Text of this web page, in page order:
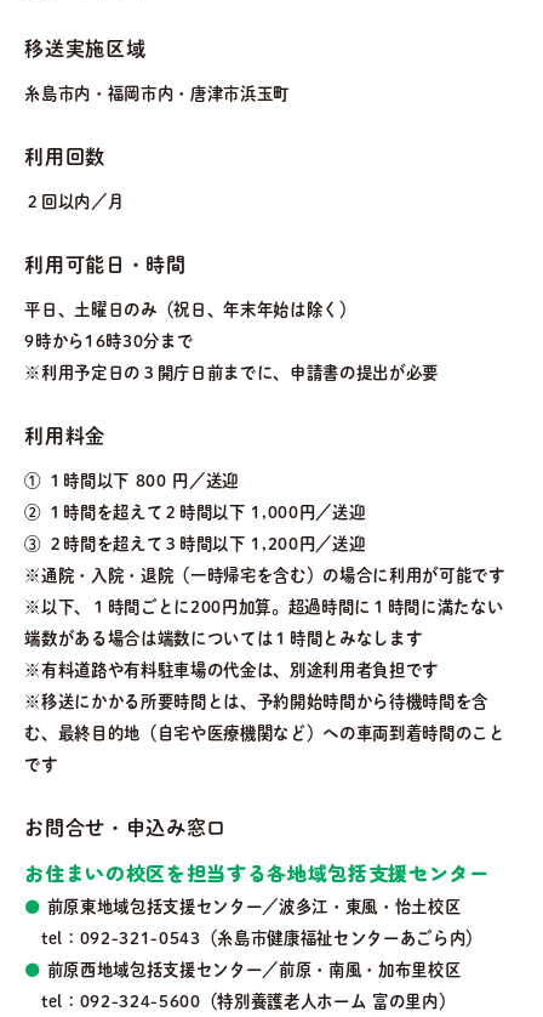
移送実施区域
糸島市内・福岡市内・唐津市浜玉町
利用回数
２回以内／月
利用可能日・時間
平日、土曜日のみ（祝日、年末年始は除く）
9時から16時30分まで
※利用予定日の３開庁日前までに、申請書の提出が必要
利用料金
① １時間以下 800 円／送迎
② １時間を超えて２時間以下 1,000円／送迎
③ ２時間を超えて３時間以下 1,200円／送迎
※通院・入院・退院（一時帰宅を含む）の場合に利用が可能です
※以下、１時間ごとに200円加算。超過時間に１時間に満たない
端数がある場合は端数については１時間とみなします
※有料道路や有料駐車場の代金は、別途利用者負担です
※移送にかかる所要時間とは、予約開始時間から待機時間を含
む、最終目的地（自宅や医療機関など）への車両到着時間のこと
です
お問合せ・申込み窓口
お住まいの校区を担当する各地域包括支援センター
● 前原東地域包括支援センター／波多江・東風・怡土校区
tel：092-321-0543（糸島市健康福祉センターあごら内）
● 前原西地域包括支援センター／前原・南風・加布里校区
tel：092-324-5600（特別養護老人ホーム 富の里内）